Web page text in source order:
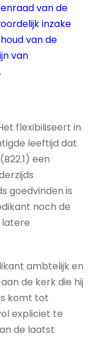
van de
inzake
van de
van
flexibiliseert in
leeftijd dat
een
goedvinden is
noch de
latere
ambtelijk en
de kerk die hij
komt tot
expliciet te
de laatst